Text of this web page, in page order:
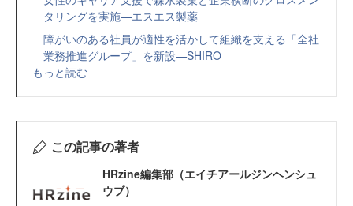
タリングを実施—エスエス製薬
障がいのある社員が適性を活かして組織を支える「全社
業務推進グループ」を新設—SHIRO
もっと読む
この記事の著者
HRzine編集部（エイチアールジンヘンシュ
ウブ）